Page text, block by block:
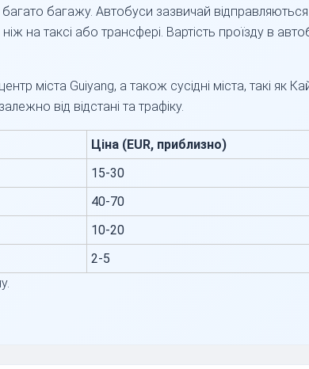
багажу. Автобуси зазвичай відправляються
на таксі або трансфері. Вартість проїзду в
міста Guiyang, а також сусідні міста, такі як
від відстані та трафіку.
Ціна (EUR, приблизно)
15-30
40-70
10-20
2-5